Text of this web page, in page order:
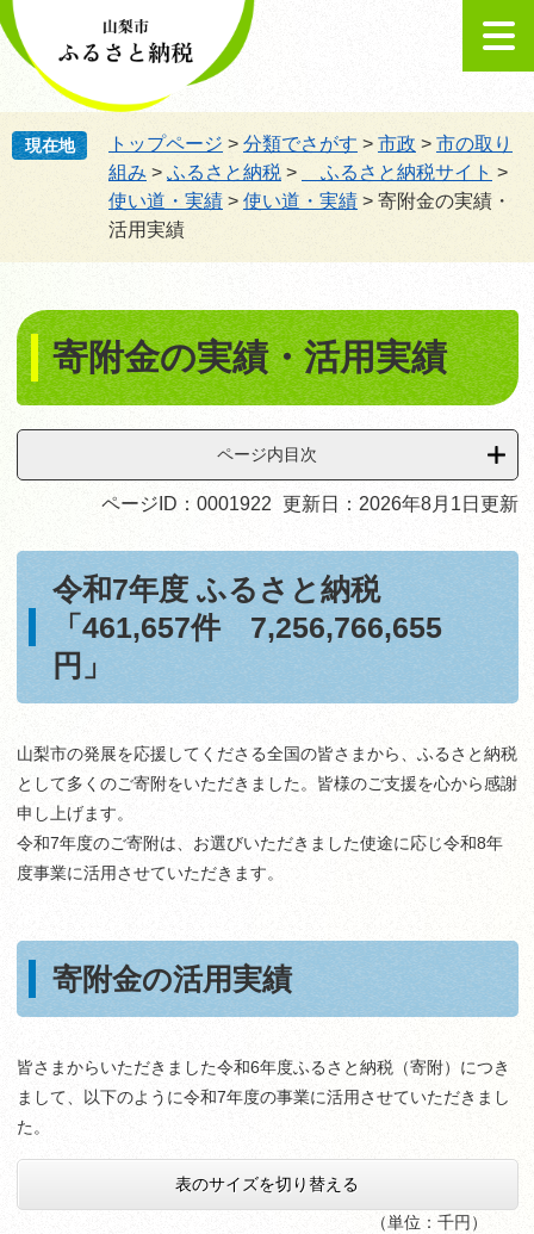
ペ
ー
先
頭
で
メ
ニ
を
飛
ば
文
現在地 トップページ > 分類でさがす > 市政 > 市の取り
組み > ふるさと納税 > ふるさと納税サイト >
使い道・実績 > 使い道・実績 > 寄附金の実績・
活用実績
本
文
寄附金の実績・活用実績
ページ内目次
ページID：0001922 更新日：2026年8月1日更新
令和7年度 ふるさと納税
「461,657件 7,256,766,655
円」
山梨市の発展を応援してくださる全国の皆さまから、ふるさと納税
として多くのご寄附をいただきました。皆様のご支援を心から感謝
申し上げます。
令和7年度のご寄附は、お選びいただきました使途に応じ令和8年
度事業に活用させていただきます。
寄附金の活用実績
皆さまからいただきました令和6年度ふるさと納税（寄附）につき
まして、以下のように令和7年度の事業に活用させていただきまし
た。
表のサイズを切り替える
（単位：千円）